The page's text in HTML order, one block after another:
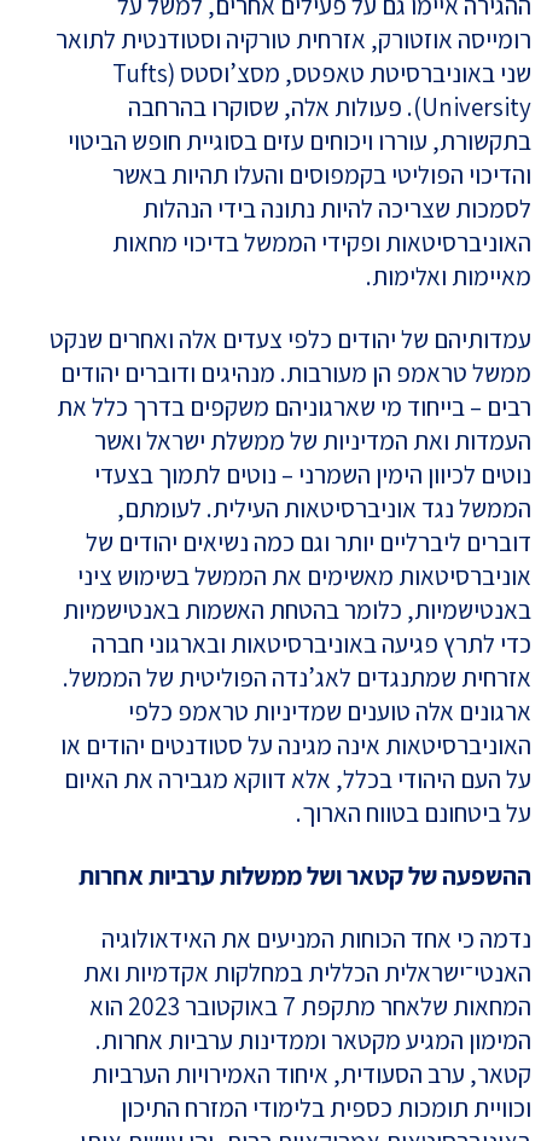
רומייסה אוזטורק, אזרחית טורקיה וסטודנטית לתואר
שני באוניברסיטת טאפטס, מסצ’וסטס (Tufts
University). פעולות אלה, שסוקרו בהרחבה
בתקשורת, עוררו ויכוחים עזים בסוגיית חופש הביטוי
והדיכוי הפוליטי בקמפוסים והעלו תהיות באשר
לסמכות שצריכה להיות נתונה בידי הנהלות
האוניברסיטאות ופקידי הממשל בדיכוי מחאות
מאיימות ואלימות.
עמדותיהם של יהודים כלפי צעדים אלה ואחרים שנקט
ממשל טראמפ הן מעורבות. מנהיגים ודוברים יהודים
רבים – בייחוד מי שארגוניהם משקפים בדרך כלל את
העמדות ואת המדיניות של ממשלת ישראל ואשר
נוטים לכיוון הימין השמרני – נוטים לתמוך בצעדי
הממשל נגד אוניברסיטאות העילית. לעומתם,
דוברים ליברליים יותר וגם כמה נשיאים יהודים של
אוניברסיטאות מאשימים את הממשל בשימוש ציני
באנטישמיות, כלומר בהטחת האשמות באנטישמיות
כדי לתרץ פגיעה באוניברסיטאות ובארגוני חברה
אזרחית שמתנגדים לאג’נדה הפוליטית של הממשל.
ארגונים אלה טוענים שמדיניות טראמפ כלפי
האוניברסיטאות אינה מגינה על סטודנטים יהודים או
על העם היהודי בכלל, אלא דווקא מגבירה את האיום
על ביטחונם בטווח הארוך.
ההשפעה של קטאר ושל ממשלות ערביות אחרות
נדמה כי אחד הכוחות המניעים את האידאולוגיה
האנטי־ישראלית הכללית במחלקות אקדמיות ואת
המחאות שלאחר מתקפת 7 באוקטובר 2023 הוא
המימון המגיע מקטאר וממדינות ערביות אחרות.
קטאר, ערב הסעודית, איחוד האמירויות הערביות
וכוויית תומכות כספית בלימודי המזרח התיכון